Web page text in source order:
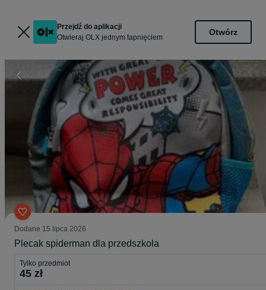
Przejdź do aplikacji
Otwieraj OLX jednym tapnięciem
Otwórz
Dodane 15 lipca 2026
Plecak spiderman dla przedszkola
Tylko przedmiot
45 zł